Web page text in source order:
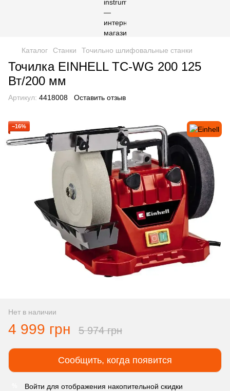
Каталог Станки Точильно шлифовальные станки
Точилка EINHELL TC-WG 200 125
Вт/200 мм
Артикул: 4418008 Оставить отзыв
−16%
Нет в наличии
4 999 грн 5 974 грн
Сообщить, когда появится
Войти для отображения накопительной скидки